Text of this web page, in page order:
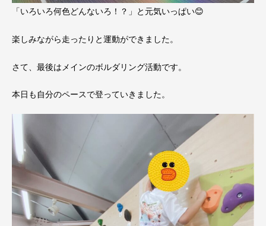
「いろいろ何色どんないろ！？」と元気いっぱい😊
楽しみながら走ったりと運動ができました。
さて、最後はメインのボルダリング活動です。
本日も自分のペースで登っていきました。